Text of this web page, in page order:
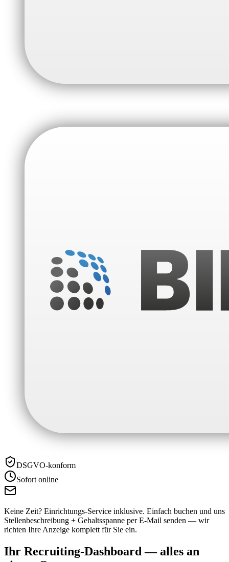
DSGVO-konform
Sofort online
Keine Zeit? Einrichtungs-Service inklusive. Einfach buchen und uns
Stellenbeschreibung + Gehaltsspanne per E-Mail senden — wir
richten Ihre Anzeige komplett für Sie ein.
Ihr Recruiting-Dashboard — alles an